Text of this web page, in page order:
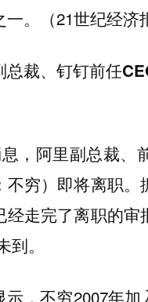
。（21世纪经济
总裁、钉钉前任
，阿里副总裁、
不穷）即将离职。
经走完了离职的审
到。
，不穷2007年加